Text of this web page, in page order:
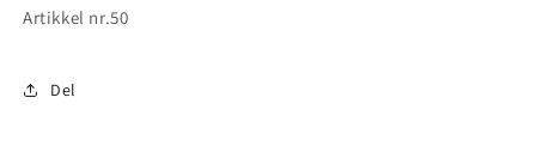
Artikkel nr.50
Del